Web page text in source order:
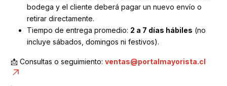
bodega y el cliente deberá pagar un nuevo envío o
retirar directamente.
Tiempo de entrega promedio: 2 a 7 días hábiles (no
incluye sábados, domingos ni festivos).
📩 Consultas o seguimiento: ventas@portalmayorista.cl